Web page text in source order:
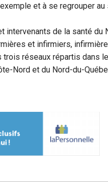
et à se regrouper au
intervenants de la santé du
et infirmiers,
réseaux répartis dans
Nord et du Nord-du-